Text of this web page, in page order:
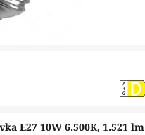
E27 10W 6.500K, 1.521 lm